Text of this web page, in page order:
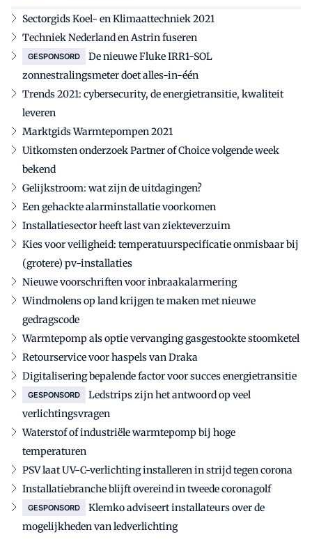
Sectorgids Koel- en Klimaattechniek 2021
Techniek Nederland en Astrin fuseren
GESPONSORD
De nieuwe Fluke IRR1-SOL
zonnestralingsmeter doet alles-in-één
Trends 2021: cybersecurity, de energietransitie, kwaliteit
leveren
Marktgids Warmtepompen 2021
Uitkomsten onderzoek Partner of Choice volgende week
bekend
Gelijkstroom: wat zijn de uitdagingen?
Een gehackte alarminstallatie voorkomen
Installatiesector heeft last van ziekteverzuim
Kies voor veiligheid: temperatuurspecificatie onmisbaar bij
(grotere) pv-installaties
Nieuwe voorschriften voor inbraakalarmering
Windmolens op land krijgen te maken met nieuwe
gedragscode
Warmtepomp als optie vervanging gasgestookte stoomketel
Retourservice voor haspels van Draka
Digitalisering bepalende factor voor succes energietransitie
GESPONSORD
Ledstrips zijn het antwoord op veel
verlichtingsvragen
Waterstof of industriële warmtepomp bij hoge
temperaturen
PSV laat UV-C-verlichting installeren in strijd tegen corona
Installatiebranche blijft overeind in tweede coronagolf
GESPONSORD
Klemko adviseert installateurs over de
mogelijkheden van ledverlichting